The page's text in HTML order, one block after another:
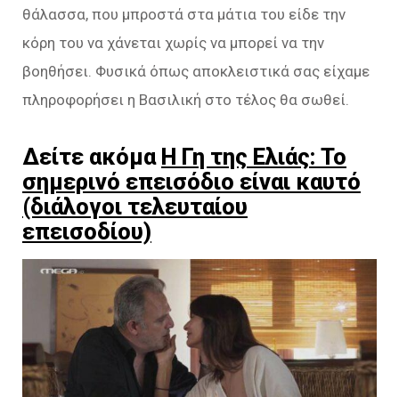
θάλασσα, που μπροστά στα μάτια του είδε την
κόρη του να χάνεται χωρίς να μπορεί να την
βοηθήσει. Φυσικά όπως αποκλειστικά σας είχαμε
πληροφορήσει η Βασιλική στο τέλος θα σωθεί.
Δείτε ακόμα Η Γη της Ελιάς: Το
σημερινό επεισόδιο είναι καυτό
(διάλογοι τελευταίου
επεισοδίου)